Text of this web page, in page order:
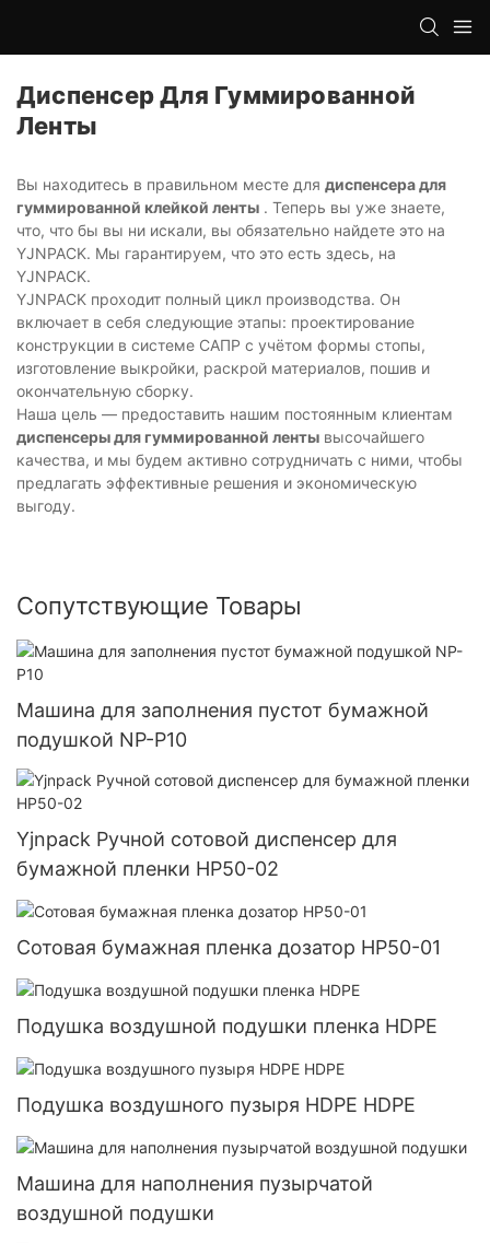
Диспенсер Для Гуммированной
Ленты
Вы находитесь в правильном месте для диспенсера для
гуммированной клейкой ленты . Теперь вы уже знаете,
что, что бы вы ни искали, вы обязательно найдете это на
YJNPACK. Мы гарантируем, что это есть здесь, на
YJNPACK.
YJNPACK проходит полный цикл производства. Он
включает в себя следующие этапы: проектирование
конструкции в системе САПР с учётом формы стопы,
изготовление выкройки, раскрой материалов, пошив и
окончательную сборку.
Наша цель — предоставить нашим постоянным клиентам
диспенсеры для гуммированной ленты высочайшего
качества, и мы будем активно сотрудничать с ними, чтобы
предлагать эффективные решения и экономическую
выгоду.
Сопутствующие Товары
Машина для заполнения пустот бумажной
подушкой NP-P10
Yjnpack Ручной сотовой диспенсер для
бумажной пленки HP50-02
Сотовая бумажная пленка дозатор HP50-01
Подушка воздушной подушки пленка HDPE
Подушка воздушного пузыря HDPE HDPE
Машина для наполнения пузырчатой ​​
воздушной подушки